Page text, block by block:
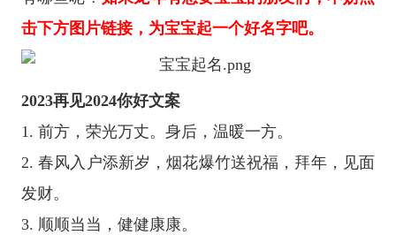
击下方图片链接，为宝宝起一个好名字吧。
2023再见2024你好文案
1. 前方，荣光万丈。身后，温暖一方。
2. 春风入户添新岁，烟花爆竹送祝福，拜年，见面
发财。
3. 顺顺当当，健健康康。